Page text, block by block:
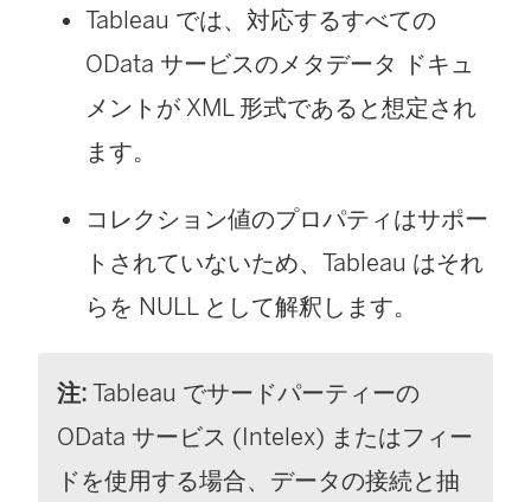
Tableau では、対応するすべての
OData サービスのメタデータ ドキュ
メントが XML 形式であると想定され
ます。
コレクション値のプロパティはサポー
トされていないため、Tableau はそれ
らを NULL として解釈します。
注: Tableau でサードパーティーの
OData サービス (Intelex) またはフィー
ドを使用する場合、データの接続と抽